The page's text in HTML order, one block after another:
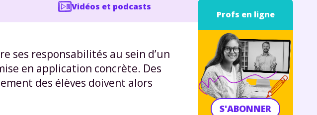
Vidéos et podcasts
ses responsabilités au sein d’un
en application concrète. Des
des élèves doivent alors
Profs en ligne
S'ABONNER